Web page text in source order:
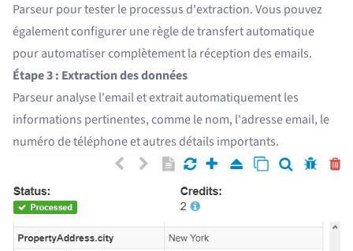
Parseur pour tester le processus d'extraction. Vous pouvez
également configurer une règle de transfert automatique
pour automatiser complètement la réception des emails.
Étape 3 : Extraction des données
Parseur analyse l'email et extrait automatiquement les
informations pertinentes, comme le nom, l'adresse email, le
numéro de téléphone et autres détails importants.